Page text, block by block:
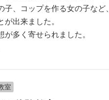
、コップを作る女の子など、
出来ました。
多く寄せられました。
室